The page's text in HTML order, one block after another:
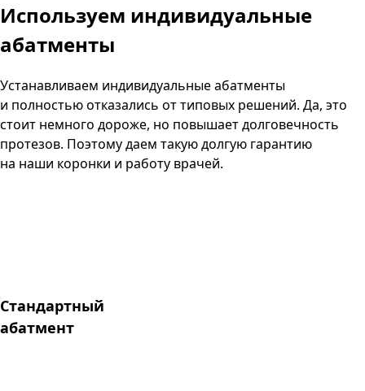
Используем индивидуальные
абатменты
Устанавливаем индивидуальные абатменты
и полностью отказались от типовых решений. Да, это
стоит немного дороже, но повышает долговечность
протезов. Поэтому даем такую долгую гарантию
на наши коронки и работу врачей.
Стандартный
абатмент